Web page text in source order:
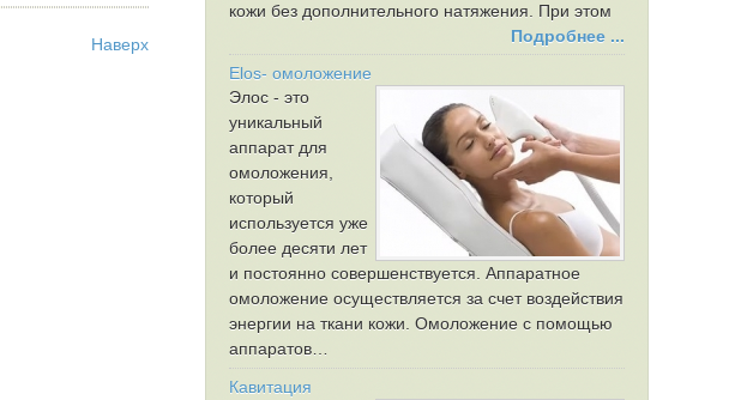
Наверх
кожи без дополнительного натяжения. При этом
Подробнее ...
Elos- омоложение
Элос - это
уникальный
аппарат для
омоложения,
который
используется уже
более десяти лет
и постоянно совершенствуется. Аппаратное
омоложение осуществляется за счет воздействия
энергии на ткани кожи. Омоложение с помощью
аппаратов…
Кавитация